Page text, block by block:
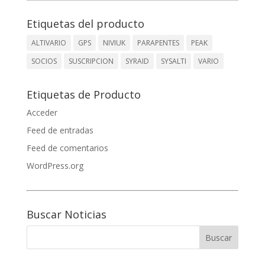
Etiquetas del producto
ALTIVARIO GPS NIVIUK PARAPENTES
PEAK
SOCIOS
SUSCRIPCION SYRAID SYSALTI VARIO
Etiquetas de Producto
Acceder
Feed de entradas
Feed de comentarios
WordPress.org
Buscar Noticias